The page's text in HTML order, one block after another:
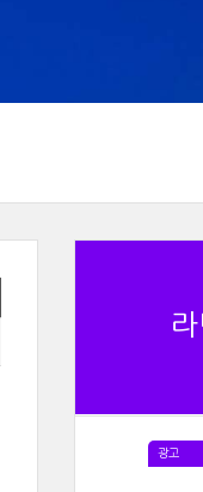
광고